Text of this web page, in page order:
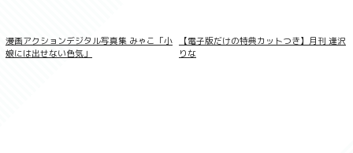
漫画アクションデジタル写真集 みゃこ「小
娘には出せない色気」
【電子版だけの特典カットつき】月刊 逢沢
りな